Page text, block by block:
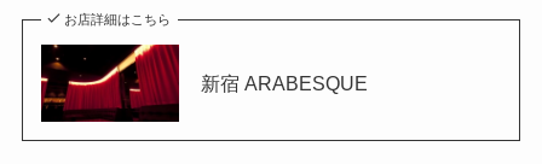
お店詳細はこちら
新宿 ARABESQUE